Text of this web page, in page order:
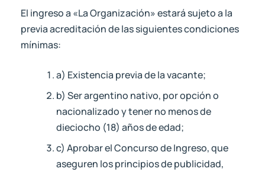
El ingreso a «La Organización» estará sujeto a la
previa acreditación de las siguientes condiciones
mínimas:
a) Existencia previa de la vacante;
b) Ser argentino nativo, por opción o
nacionalizado y tener no menos de
dieciocho (18) años de edad;
c) Aprobar el Concurso de Ingreso, que
aseguren los principios de publicidad,